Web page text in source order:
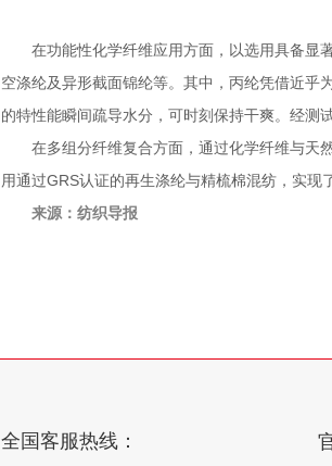
在功能性化学纤维应用方面，以选用具备显
空涤纶及异形截面锦纶等。其中，丙纶凭借近乎
的特性能瞬间疏导水分，可时刻保持干爽。经测
在多组分纤维复合方面，通过化学纤维与天
用通过GRS认证的再生涤纶与精梳棉混纺，实现
来源： 纺织导报
全国客服热线：